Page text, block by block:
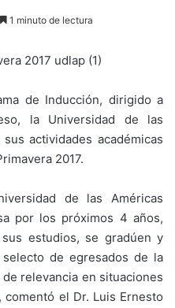
1 minuto de lectura
de Inducción, dirigido a
la Universidad de las
actividades académicas
2017.
de las Américas
por los próximos 4 años,
estudios, se gradúen y
de egresados de la
relevancia en situaciones
comentó el Dr. Luis Ernesto